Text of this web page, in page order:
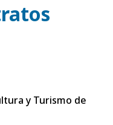
y Turismo de